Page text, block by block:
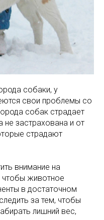
собаки, у
свои проблемы со
собак страдает
не застрахована и от
страдают
внимание на
чтобы животное
в достаточном
за тем, чтобы
лишний вес,